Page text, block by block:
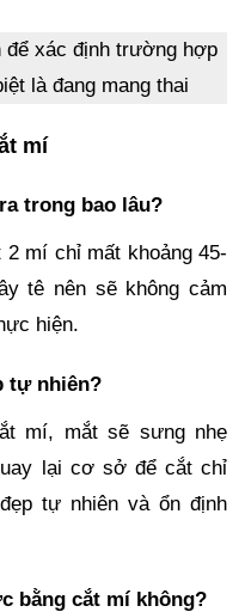
mí
trong bao lâu?
mí chỉ mất khoảng 45-
tê nên sẽ không cảm
hiện.
tự nhiên?
mí, mắt sẽ sưng nhẹ
lại cơ sở để cắt chỉ
tự nhiên và ổn định
bằng cắt mí không?